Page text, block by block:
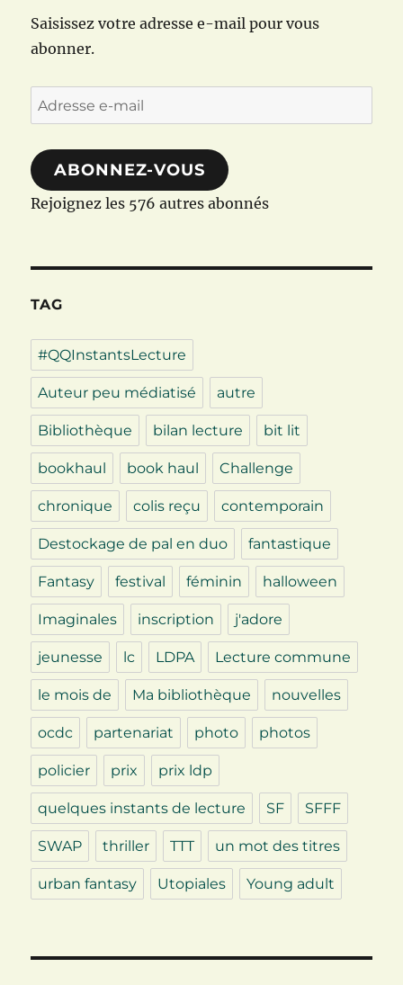
Saisissez votre adresse e-mail pour vous
abonner.
Adresse
e-
mail
ABONNEZ-VOUS
Rejoignez les 576 autres abonnés
TAG
#QQInstantsLecture
Auteur peu médiatisé autre
Bibliothèque bilan lecture bit lit
bookhaul book haul Challenge
chronique colis reçu contemporain
Destockage de pal en duo fantastique
Fantasy festival féminin halloween
Imaginales inscription j'adore
jeunesse lc LDPA Lecture commune
le mois de Ma bibliothèque nouvelles
ocdc partenariat photo photos
policier prix prix ldp
quelques instants de lecture SF SFFF
SWAP thriller TTT un mot des titres
urban fantasy Utopiales Young adult